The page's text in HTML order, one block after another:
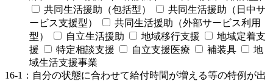
共同生活援助（包括型）
共同生活援助（日中サ
ービス支援型）
共同生活援助（外部サービス利用
型）
自立生活援助 地域移行支援
地域定着支
援
特定相談支援 自立支援医療 補装具
地
域生活支援事業
16-1：自分の状態に合わせて給付時間が増える等の特例が出